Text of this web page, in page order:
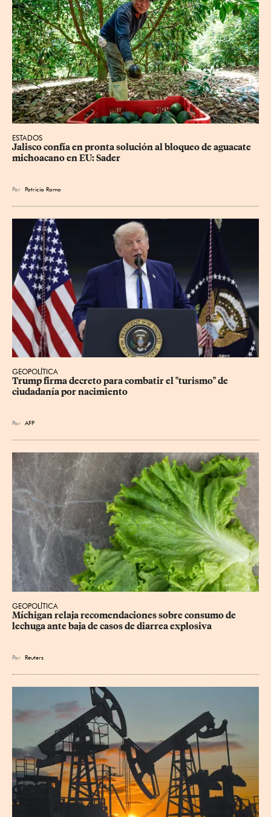
ESTADOS
Jalisco confía en pronta solución al bloqueo de aguacate
michoacano en EU: Sader
Por Patricia Romo
GEOPOLÍTICA
Trump firma decreto para combatir el "turismo" de
ciudadanía por nacimiento
Por AFP
GEOPOLÍTICA
Míchigan relaja recomendaciones sobre consumo de
lechuga ante baja de casos de diarrea explosiva
Por Reuters